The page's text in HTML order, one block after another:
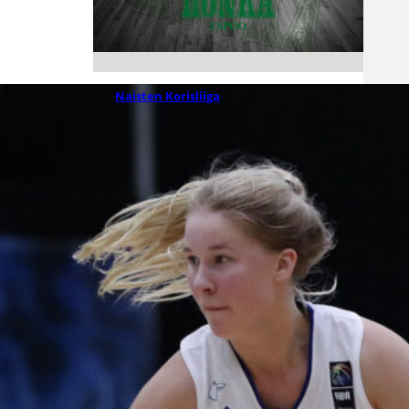
Naisten Korisliiga
Destiny Brown
ja Tapiolan
Honka
sopimukseen
Brown saapuu Espooseen
aloittamaan ammattilaisuraansa